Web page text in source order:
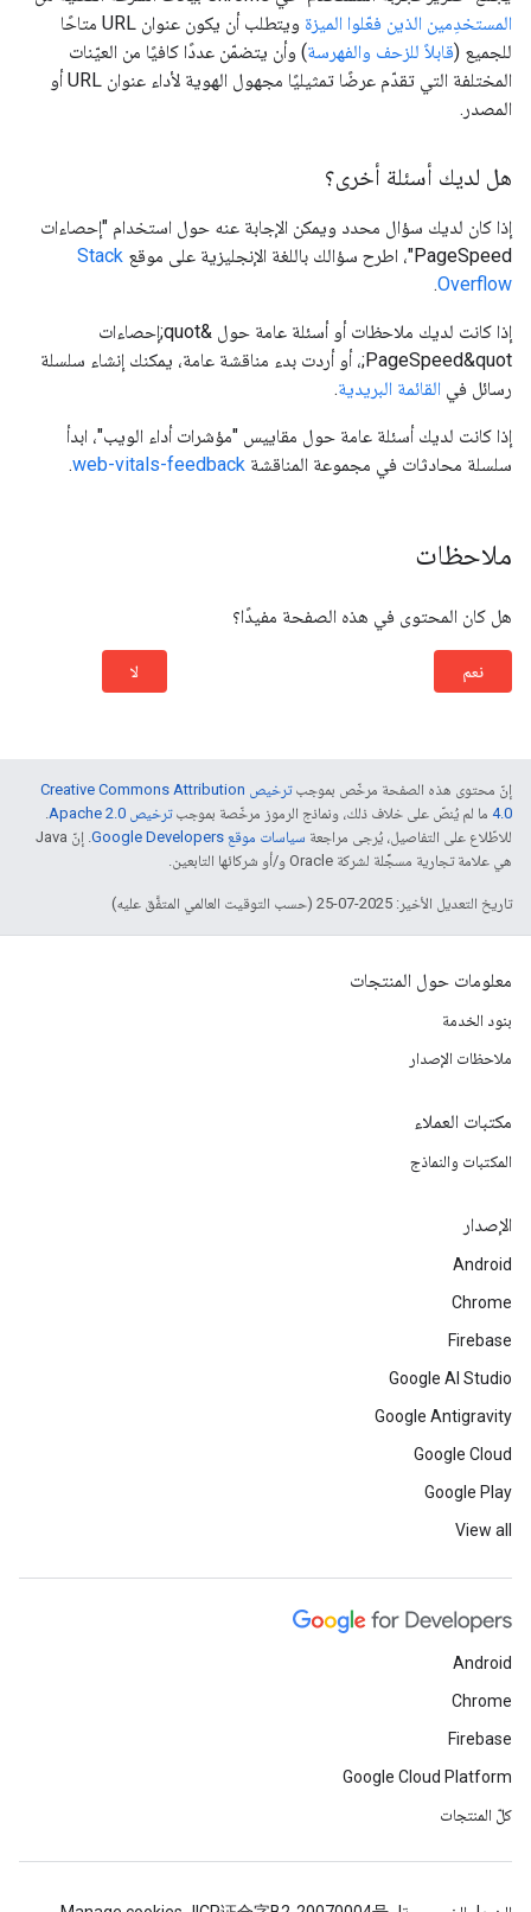
المستخدِمين الذين فعّلوا الميزة
ويتطلب أن يكون عنوان URL متاحًا
للجميع (قابلاً للزحف والفهرسة) وأن يتضمّن عددًا كافيًا من العيّنات
المختلفة التي تقدّم عرضًا تمثيليًا مجهول الهوية لأداء عنوان URL أو
المصدر.
هل لديك أسئلة أخرى؟
إذا كان لديك سؤال محدد ويمكن الإجابة عنه حول استخدام "إحصاءات
PageSpeed"، اطرح سؤالك باللغة الإنجليزية على موقع
Stack
Overflow
.
إذا كانت لديك ملاحظات أو أسئلة عامة حول &quot;إحصاءات
PageSpeed&quot;، أو أردت بدء مناقشة عامة، يمكنك إنشاء سلسلة
رسائل في القائمة البريدية.
إذا كانت لديك أسئلة عامة حول مقاييس "مؤشرات أداء الويب"، ابدأ
سلسلة محادثات في مجموعة المناقشة web-vitals-feedback
.
ملاحظات
هل كان المحتوى في هذه الصفحة مفيدًا؟
نعم لا
إنّ محتوى هذه الصفحة مرخّص بموجب
ترخيص Creative Commons Attribution
4.0‏ ما لم يُنصّ على خلاف ذلك، ونماذج الرموز مرخّصة بموجبترخيص Apache 2.0‏
.
للاطّلاع على التفاصيل، يُرجى مراجعة سياسات موقع Google Developers‏
. إنّ Java
هي علامة تجارية مسجَّلة لشركة Oracle و/أو شركائها التابعين.
تاريخ التعديل الأخير: 2025-07-25 (حسب التوقيت العالمي المتفَّق عليه)
معلومات حول المنتجات
بنود الخدمة
ملاحظات الإصدار
مكتبات العملاء
المكتبات والنماذج
الإصدار
Android
Chrome
Firebase
Google AI Studio
Google Antigravity
Google Cloud
Google Play
View all
Android
Chrome
Firebase
Google Cloud Platform
كلّ المنتجات